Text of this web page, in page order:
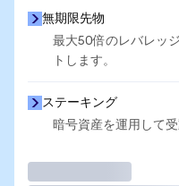
無期限先物
最大50倍のレバレッ
トします。
ステーキング
暗号資産を運用して